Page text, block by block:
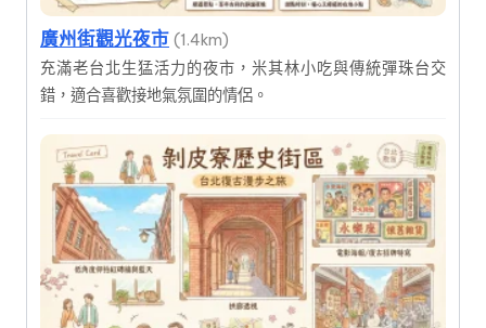
廣州街觀光夜市 (1.4km)
充滿老台北生猛活力的夜市，米其林小吃與傳統彈珠台交
錯，適合喜歡接地氣氛圍的情侶。